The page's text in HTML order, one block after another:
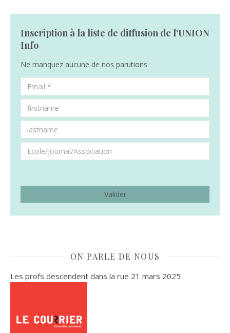
Inscription à la liste de diffusion de l'UNION
Info
Ne manquez aucune de nos parutions
ON PARLE DE NOUS
Les profs descendent dans la rue 21 mars 2025